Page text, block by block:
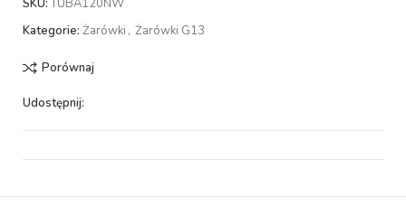
SKU:TUBA120NW
Kategorie: Żarówki , Żarówki G13
Porównaj
Udostępnij: